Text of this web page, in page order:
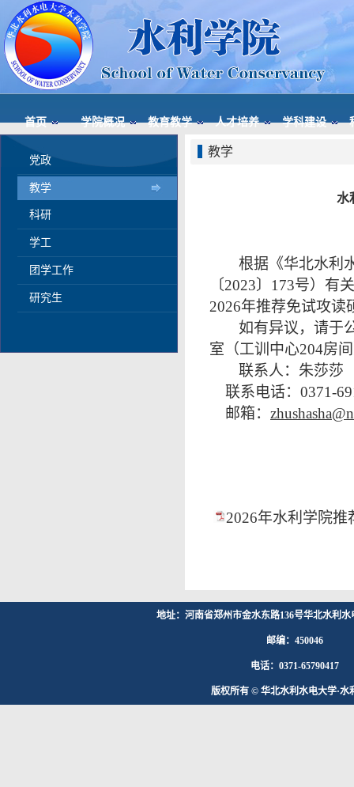
首页 学院概况 教育教学 人才培养 学科建设
党政
教学
科研
学工
团学工作
研究生
教学
水
根据《华北水利
〔2023〕173号）
2026年推荐免试攻读
如有异议，请于
室（工训中心204房
联系人：朱莎莎
联系电话：0371-
邮箱：
2026年水利学院
地址：河南省郑州市金水东路136号华北水利
邮编：450046
电话：0371-65790417
版权所有 © 华北水利水电大学·水